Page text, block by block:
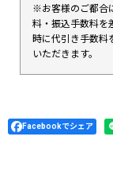
※お客様のご都合
料・振込手数料を
時に代引き手数料
いただきます。
Facebookでシェア